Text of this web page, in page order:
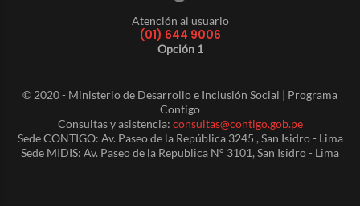
Atención al usuario
(01) 644 9006
Opción 1
© 2020 - Ministerio de Desarrollo e Inclusión Social | Programa
Contigo
Consultas y asistencia: consultas@contigo.gob.pe
Sede CONTIGO: Av. Paseo de la República 3245 , San Isidro - Lima
Sede MIDIS: Av. Paseo de la Republica N° 3101, San Isidro - Lima